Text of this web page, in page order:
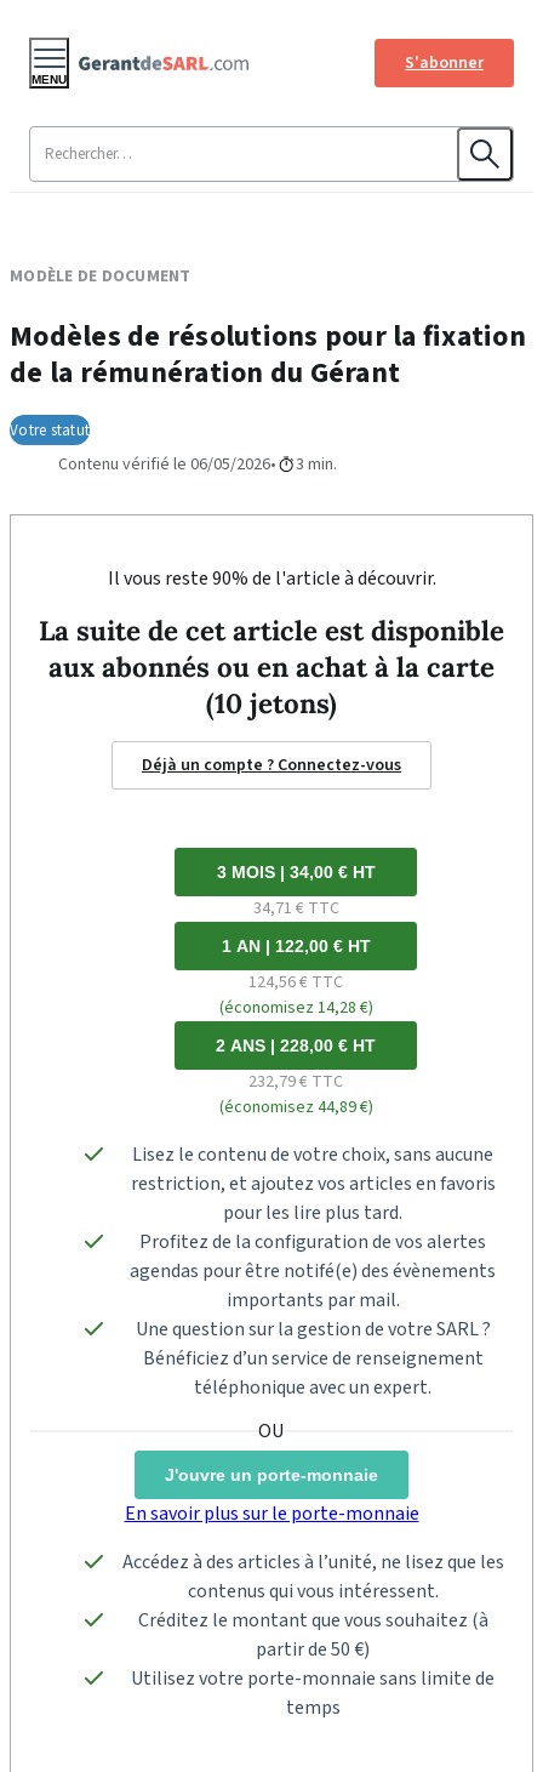
S'abonner
MENU
MODÈLE DE DOCUMENT
Modèles de résolutions pour la fixation
de la rémunération du Gérant
Votre statut
Contenu vérifié le 06/05/2026 3 min.
Il vous reste 90% de l'article à découvrir.
La suite de cet article est disponible
aux abonnés ou en achat à la carte
(10 jetons)
Déjà un compte ? Connectez-vous
3 MOIS | 34,00 € HT
34,71 € TTC
1 AN | 122,00 € HT
124,56 € TTC
(économisez 14,28 €)
2 ANS | 228,00 € HT
232,79 € TTC
(économisez 44,89 €)
Lisez le contenu de votre choix, sans aucune
restriction, et ajoutez vos articles en favoris
pour les lire plus tard.
Profitez de la configuration de vos alertes
agendas pour être notifé(e) des évènements
importants par mail.
Une question sur la gestion de votre SARL ?
Bénéficiez d’un service de renseignement
téléphonique avec un expert.
J'ouvre un porte-monnaie
En savoir plus sur le porte-monnaie
Accédez à des articles à l’unité, ne lisez que les
contenus qui vous intéressent.
Créditez le montant que vous souhaitez (à
partir de 50 €)
Utilisez votre porte-monnaie sans limite de
temps